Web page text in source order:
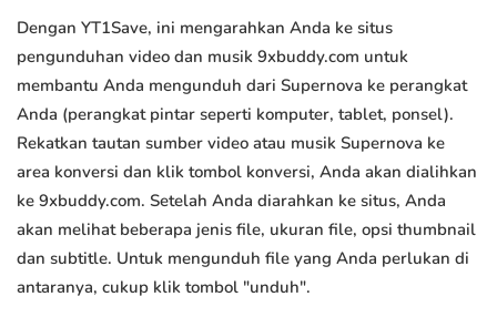
Dengan YT1Save, ini mengarahkan Anda ke situs
pengunduhan video dan musik 9xbuddy.com untuk
membantu Anda mengunduh dari Supernova ke perangkat
Anda (perangkat pintar seperti komputer, tablet, ponsel).
Rekatkan tautan sumber video atau musik Supernova ke
area konversi dan klik tombol konversi, Anda akan dialihkan
ke 9xbuddy.com. Setelah Anda diarahkan ke situs, Anda
akan melihat beberapa jenis file, ukuran file, opsi thumbnail
dan subtitle. Untuk mengunduh file yang Anda perlukan di
antaranya, cukup klik tombol "unduh".